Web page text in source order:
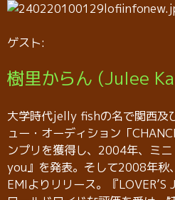
ゲスト:
樹里からん (Julee
大学時代jelly fishの名で関西及
ュー・オーディション「
ンプリを獲得し、2004年、ミ
you』を発表。そして2008年秋
EMIよりリリース。『